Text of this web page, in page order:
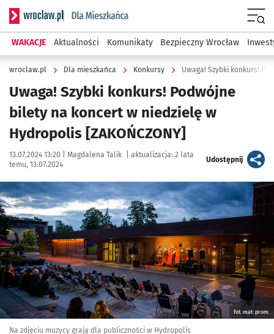
Serwis informacyjny wroclaw.pl podserwis: Dla mieszkańca
WAKACJE Aktualności Komunikaty Bezpieczny Wrocław
wroclaw.pl Dla mieszkańca Konkursy
Uwaga! Szybki konkurs! Podwójne
bilety na koncert w niedzielę w
Hydropolis [ZAKOŃCZONY]
Data publikacji:
13.07.2024 13:20 | Autor:
Magdalena Talik aktualizacja: 2 lata
temu, 13.07.2024
Udostępnijartykuł
Kliknij, aby powiększyć
fot. mat. prom.
Na zdjęciu muzycy grają dla publiczności w Hydropolis